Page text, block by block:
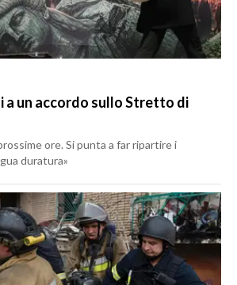
a un accordo sullo Stretto di
ore. Si punta a far ripartire i
duratura»